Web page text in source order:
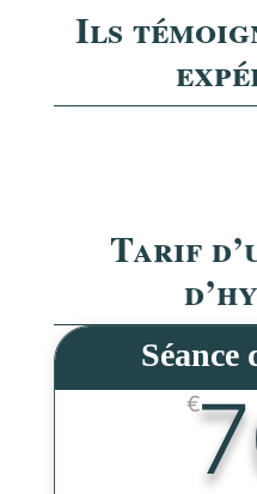
Ils
Tarif
Séance
€